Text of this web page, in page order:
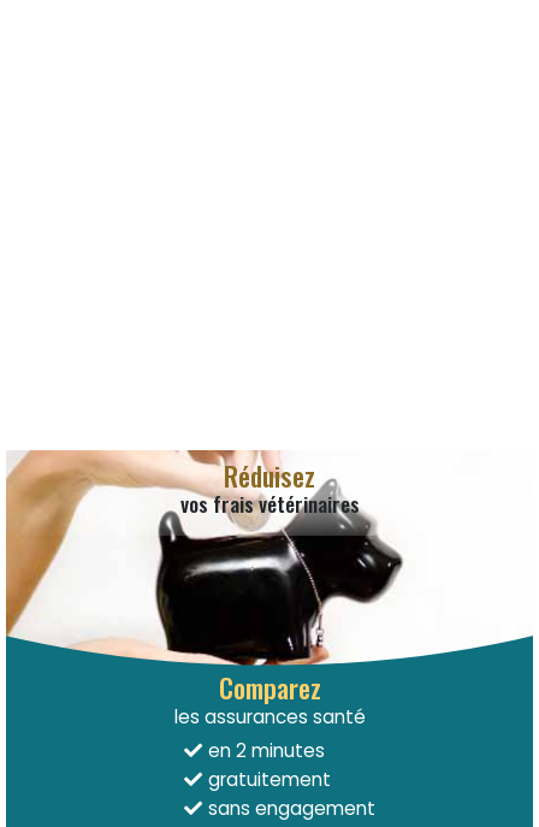
Réduisez
vos frais vétérinaires
Comparez
les assurances santé
en 2 minutes
gratuitement
sans engagement